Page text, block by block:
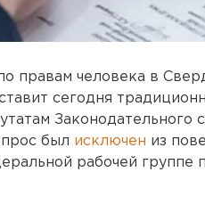
правам человека в
сегодня
был исключен из
рабочей группе